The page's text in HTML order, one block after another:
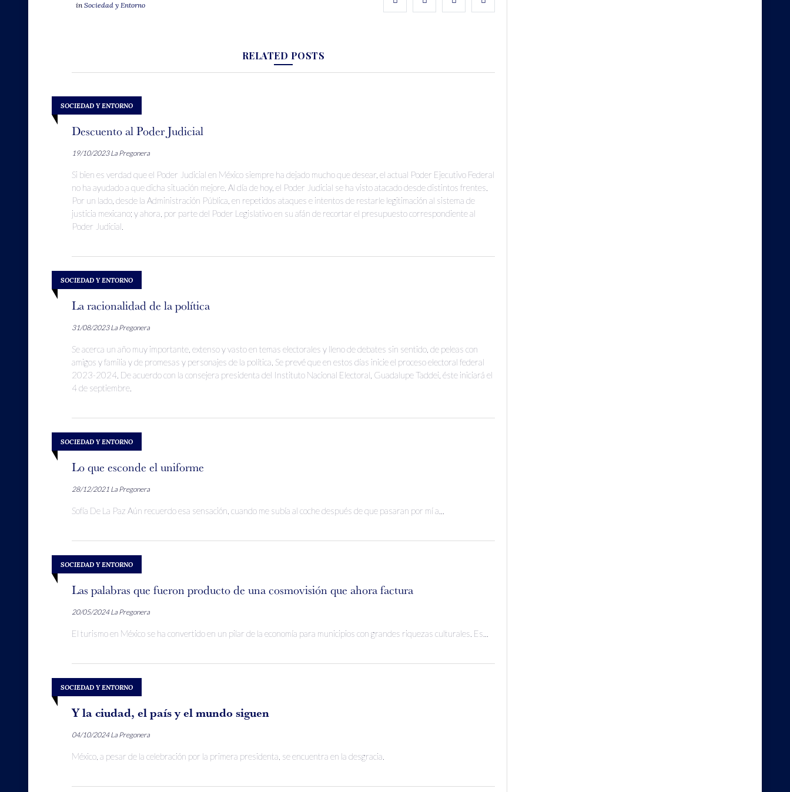
in Sociedad y Entorno
RELATED POSTS
SOCIEDAD Y ENTORNO
Descuento al Poder Judicial
19/10/2023 La Pregonera
Si bien es verdad que el Poder Judicial en México siempre ha dejado mucho que desear, el actual Poder Ejecutivo Federal
no ha ayudado a que dicha situación mejore. Al día de hoy, el Poder Judicial se ha visto atacado desde distintos frentes.
Por un lado, desde la Administración Pública, en repetidos ataques e intentos de restarle legitimación al sistema de
justicia mexicano; y ahora, por parte del Poder Legislativo en su afán de recortar el presupuesto correspondiente al
Poder Judicial.
SOCIEDAD Y ENTORNO
La racionalidad de la política
31/08/2023 La Pregonera
Se acerca un año muy importante, extenso y vasto en temas electorales y lleno de debates sin sentido, de peleas con
amigos y familia y de promesas y personajes de la política. Se prevé que en estos días inicie el proceso electoral federal
2023-2024. De acuerdo con la consejera presidenta del Instituto Nacional Electoral, Guadalupe Taddei, éste iniciará el
4 de septiembre.
SOCIEDAD Y ENTORNO
Lo que esconde el uniforme
28/12/2021 La Pregonera
Sofía De La Paz Aún recuerdo esa sensación, cuando me subía al coche después de que pasaran por mí a...
SOCIEDAD Y ENTORNO
Las palabras que fueron producto de una cosmovisión que ahora factura
20/05/2024 La Pregonera
El turismo en México se ha convertido en un pilar de la economía para municipios con grandes riquezas culturales. Es...
SOCIEDAD Y ENTORNO
Y la ciudad, el país y el mundo siguen
04/10/2024 La Pregonera
México, a pesar de la celebración por la primera presidenta, se encuentra en la desgracia.